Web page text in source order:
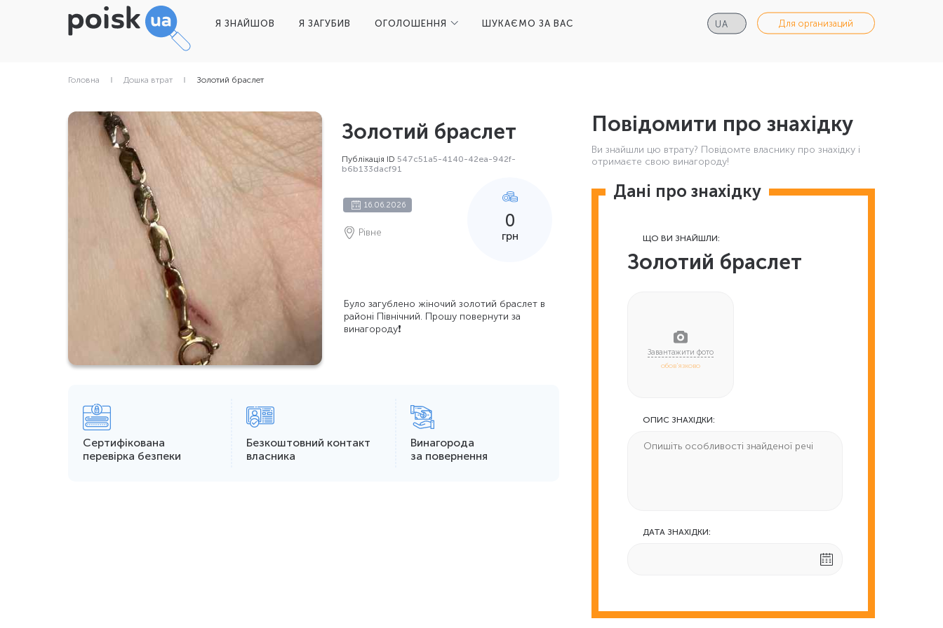
Я ЗНАЙШОВ Я ЗАГУБИВ ОГОЛОШЕННЯ ШУКАЄМО ЗА ВАС Для организаций
Головна Дошка втрат Золотий браслет
Золотий браслет
Публікація ID 547c51a5-4140-42ea-942f-
b6b133dacf91
16.06.2026
Рівне
0
грн
Було загублено жіночий золотий браслет в
районі Північний. Прошу повернути за
винагороду❗️
Сертифікована
перевірка безпеки
Безкоштовний контакт
власника
Винагорода
за повернення
Повідомити про знахідку
Ви знайшли цю втрату? Повідомте власнику про знахідку і
отримаєте свою винагороду!
Дані про знахідку
ЩО ВИ ЗНАЙШЛИ:
Золотий браслет
обов'язково
ОПИС ЗНАХІДКИ:
ДАТА ЗНАХІДКИ: